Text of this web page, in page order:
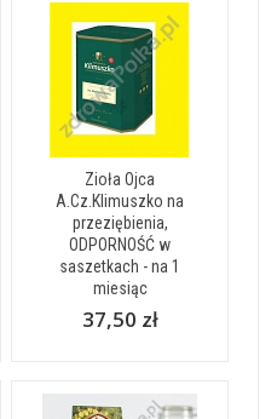
Zioła Ojca
A.Cz.Klimuszko na
przeziębienia,
ODPORNOŚĆ w
saszetkach - na 1
miesiąc
37,50 zł